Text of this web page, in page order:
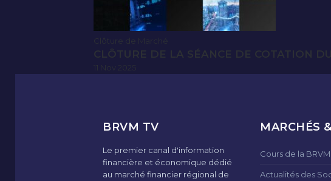
CLÔTURE DE LA SÉANCE DE COTATION
BRVM TV
Le premier canal d'information
financière et économique dédié
au marché financier régional de
MARCHÉS
Cours de la
Actualités des